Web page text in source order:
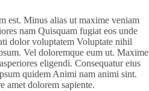
est. Minus alias ut maxime veniam
nam Quisquam fugiat eos unde
dolor voluptatem Voluptate nihil
Vel doloremque eum ut. Maxime
eligendi. Consequatur eius
quidem Animi nam animi sint.
amet dolorem sapiente.